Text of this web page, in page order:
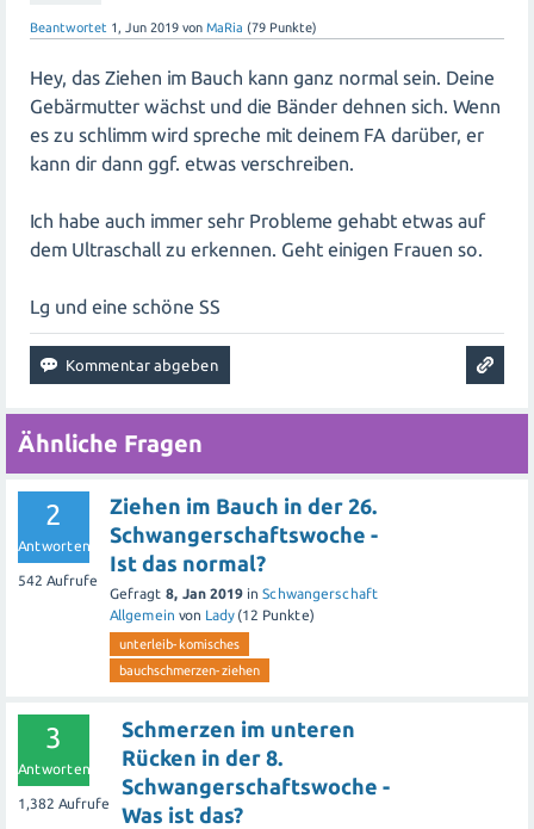
Beantwortet 1, Jun 2019 von MaRia (79 Punkte)
Hey, das Ziehen im Bauch kann ganz normal sein. Deine
Gebärmutter wächst und die Bänder dehnen sich. Wenn
es zu schlimm wird spreche mit deinem FA darüber, er
kann dir dann ggf. etwas verschreiben.
Ich habe auch immer sehr Probleme gehabt etwas auf
dem Ultraschall zu erkennen. Geht einigen Frauen so.
Lg und eine schöne SS
Ähnliche Fragen
2
Antworten
542 Aufrufe
Ziehen im Bauch in der 26.
Schwangerschaftswoche -
Ist das normal?
Gefragt 8, Jan 2019 in Schwangerschaft
Allgemein von Lady (12 Punkte)
unterleib-komisches
bauchschmerzen-ziehen
3
Antworten
1,382 Aufrufe
Schmerzen im unteren
Rücken in der 8.
Schwangerschaftswoche -
Was ist das?